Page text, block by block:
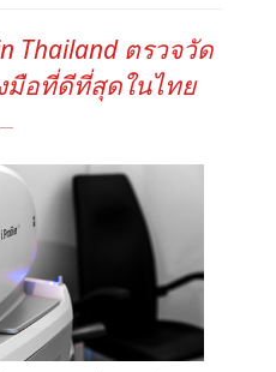
Thailand ตรวจวัด
มือที่ดีที่สุดในไทย